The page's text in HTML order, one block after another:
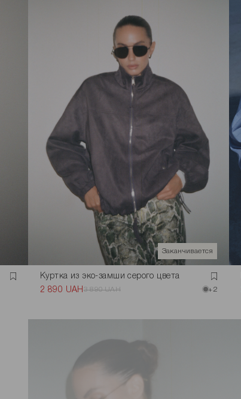
Заканчивается
Куртка из эко-замши серого цвета
2 890 UAH 3 890 UAH +2